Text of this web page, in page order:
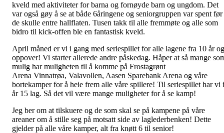
kveld med aktiviteter for barna og fornøyde barn og ungdom. Det
var også gøy å se at både 6åringene og seniorgruppen var spent før
de skulle entre hallflaten. Tusen takk til alle fremmøte og alle som
bidro til kick-offen ble en fantastisk kveld.
April måned er vi i gang med seriespillet for alle lagene fra 10 år og
oppover! Vi starter allerede andre påskedag. Håper at så mange
mulig har muligheten til å komme på Frostagrønt
Arena Vinnatrøa, Valavollen, Aasen Sparebank Arena og våre
bortekamper for å heie frem alle våre spillere! Til seriespillet har vi i
år 15 lag. Så det vil være mange muligheter for å se kamp!
Jeg ber om at tilskuere og de som skal se på kampene på våre
areaner om å stille seg på motsatt side av laglederbenken! Dette
gjelder på alle våre kamper, alt fra knøtt 6 til senior!